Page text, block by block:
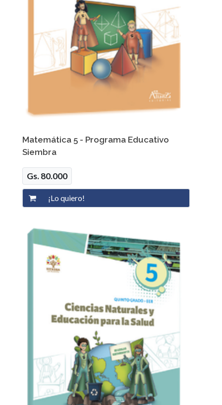
Matemática 5 - Programa Educativo
Siembra
Gs. 80.000